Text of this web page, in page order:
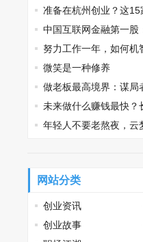
准备在杭州创业？这
中国互联网金融第一股
努力工作一年，如何机
微笑是一种修养
做老板最高境界：谋局
未来做什么赚钱最快？
看年轻人不要老熬夜，云
网站分类
创业资讯
创业故事